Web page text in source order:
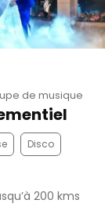
de musique
Disco
200 kms